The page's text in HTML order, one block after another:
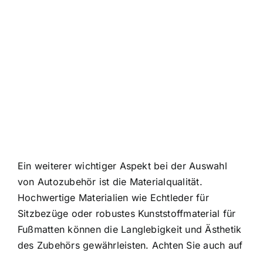
Ein weiterer wichtiger Aspekt bei der Auswahl
von Autozubehör ist die Materialqualität.
Hochwertige Materialien wie Echtleder für
Sitzbezüge oder robustes Kunststoffmaterial für
Fußmatten können die Langlebigkeit und Ästhetik
des Zubehörs gewährleisten. Achten Sie auch auf